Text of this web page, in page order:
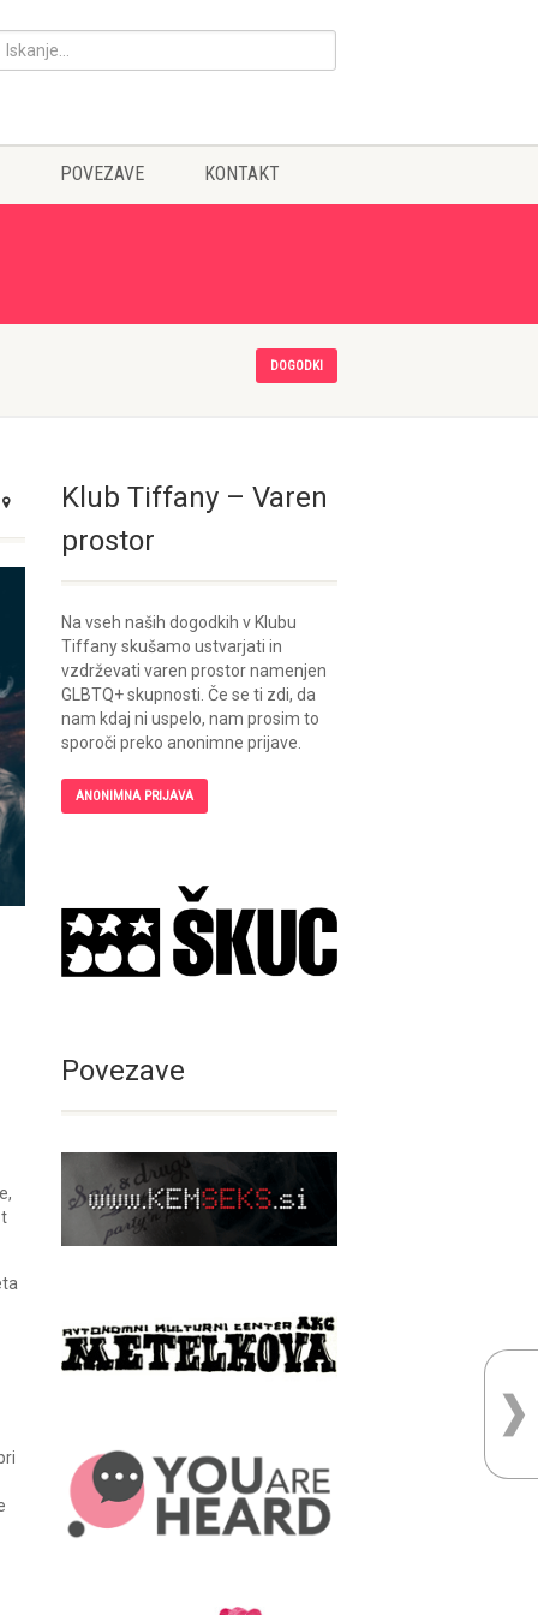
POVEZAVE KONTAKT
DOGODKI
Klub Tiffany – Varen
prostor
Na vseh naših dogodkih v Klubu
Tiffany skušamo ustvarjati in
vzdrževati varen prostor namenjen
GLBTQ+ skupnosti. Če se ti zdi, da
nam kdaj ni uspelo, nam prosim to
sporoči preko anonimne prijave.
ANONIMNA PRIJAVA
Povezave